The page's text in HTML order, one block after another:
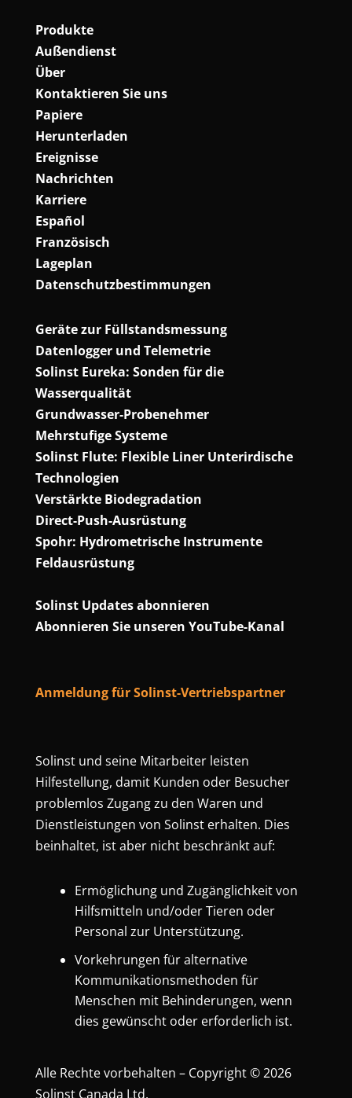
Produkte
Außendienst
Über
Kontaktieren Sie uns
Papiere
Herunterladen
Ereignisse
Nachrichten
Karriere
Español
Französisch
Lageplan
Datenschutzbestimmungen
Geräte zur Füllstandsmessung
Datenlogger und Telemetrie
Solinst Eureka: Sonden für die
Wasserqualität
Grundwasser-Probenehmer
Mehrstufige Systeme
Solinst Flute: Flexible Liner Unterirdische
Technologien
Verstärkte Biodegradation
Direct-Push-Ausrüstung
Spohr: Hydrometrische Instrumente
Feldausrüstung
Solinst Updates abonnieren
Abonnieren Sie unseren YouTube-Kanal
Anmeldung für Solinst-Vertriebspartner
Solinst und seine Mitarbeiter leisten
Hilfestellung, damit Kunden oder Besucher
problemlos Zugang zu den Waren und
Dienstleistungen von Solinst erhalten. Dies
beinhaltet, ist aber nicht beschränkt auf:
Ermöglichung und Zugänglichkeit von
Hilfsmitteln und/oder Tieren oder
Personal zur Unterstützung.
Vorkehrungen für alternative
Kommunikationsmethoden für
Menschen mit Behinderungen, wenn
dies gewünscht oder erforderlich ist.
Alle Rechte vorbehalten – Copyright © 2026
Solinst Canada Ltd.